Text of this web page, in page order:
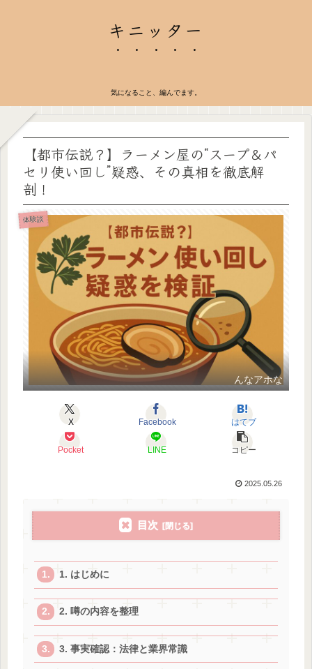
キニッター
気になること、編んでます。
【都市伝説？】ラーメン屋の“スープ＆パ
セリ使い回し”疑惑、その真相を徹底解
剖！
体験談
んなアホな
X Facebook はてブ
Pocket LINE コピー
2025.05.26
目次
1. はじめに
2. 噂の内容を整理
3. 事実確認：法律と業界常識